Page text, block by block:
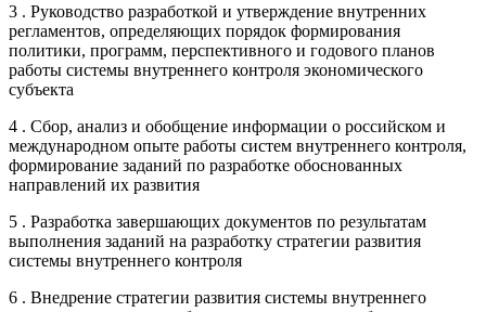
3 . Руководство разработкой и утверждение внутренних
регламентов, определяющих порядок формирования
политики, программ, перспективного и годового планов
работы системы внутреннего контроля экономического
субъекта
4 . Сбор, анализ и обобщение информации о российском и
международном опыте работы систем внутреннего контроля,
формирование заданий по разработке обоснованных
направлений их развития
5 . Разработка завершающих документов по результатам
выполнения заданий на разработку стратегии развития
системы внутреннего контроля
6 . Внедрение стратегии развития системы внутреннего